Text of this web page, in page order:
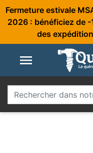
Fermeture estivale
2026 : bénéficiez de
des
